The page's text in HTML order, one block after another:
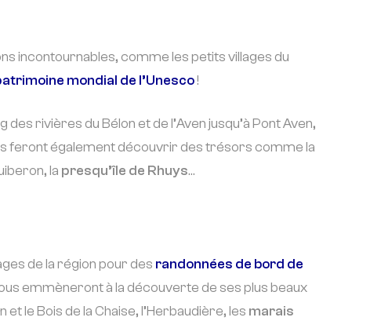
incontournables, comme les petits villages du
mondial de l’Unesco!
rivières du Bélon et de l’Aven jusqu’à Pont Aven,
feront également découvrir des trésors comme la
la presqu’île de Rhuys…
de la région pour des randonnées de bord de
emmèneront à la découverte de ses plus beaux
et le Bois de la Chaise, l’Herbaudière, les marais